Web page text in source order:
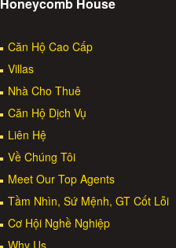
Căn Hộ Cao Cấp
Villas
Nhà Cho Thuê
Căn Hộ Dịch Vụ
Liên Hệ
Về Chúng Tôi
Meet Our Top Agents
Tầm Nhìn, Sứ Mệnh, GT Cốt Lỗi
Cơ Hội Nghề Nghiệp
Why Us